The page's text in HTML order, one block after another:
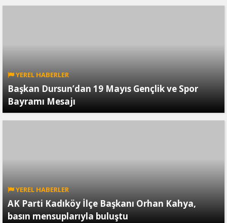
YEREL HABERLER
Başkan Dursun’dan 19 Mayıs Gençlik ve Spor
Bayramı Mesajı
YEREL HABERLER
AK Parti Kadıköy İlçe Başkanı Orhan Kahya,
basın mensuplarıyla buluştu